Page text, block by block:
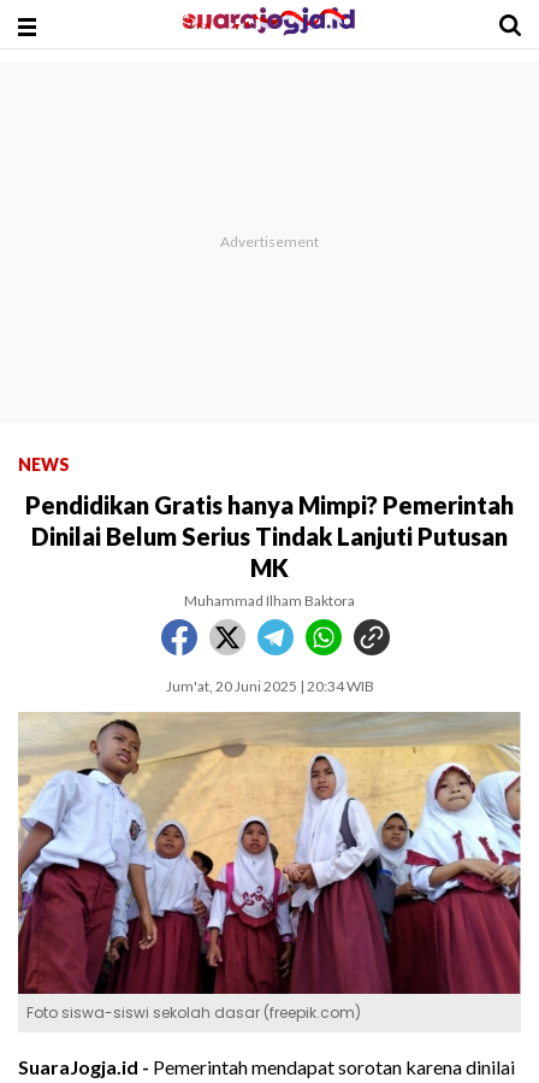
NEWS
Pendidikan Gratis hanya Mimpi? Pemerintah
Dinilai Belum Serius Tindak Lanjuti Putusan
MK
Muhammad Ilham Baktora
Jum'at, 20 Juni 2025 | 20:34 WIB
Foto siswa-siswi sekolah dasar (freepik.com)
SuaraJogja.id - Pemerintah mendapat sorotan karena dinilai